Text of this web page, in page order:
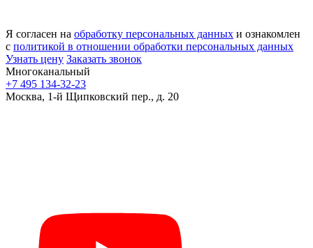
Я согласен на обработку персональных данных и ознакомлен
с политикой в отношении обработки персональных данных
Узнать цену Заказать звонок
Многоканальный
+7 495 134-32-23
Москва, 1-й Щипковский пер., д. 20